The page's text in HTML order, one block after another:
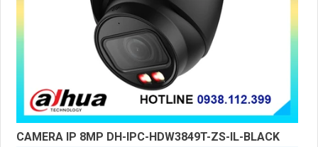
CAMERA IP 8MP DH-IPC-HDW3849T-ZS-IL-BLACK